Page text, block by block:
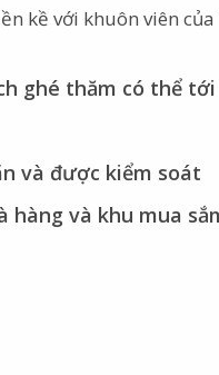
kề với khuôn viên
ghé thăm có thể tới
và được kiểm soát
hàng và khu mua